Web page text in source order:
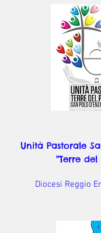
Unità Pastorale
"Terre del
Diocesi Reggio